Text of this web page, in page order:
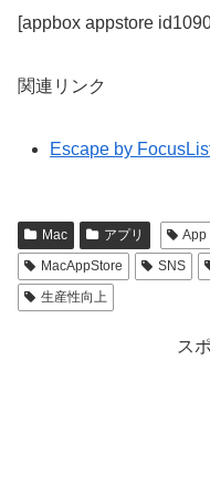
[appbox appstore
関連リンク
Escape by
Mac アプリ App
MacAppStore
SNS
生産性向上
ス